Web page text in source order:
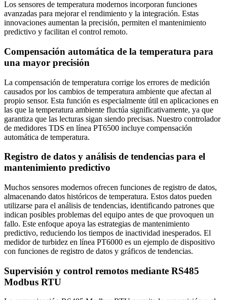
Los sensores de temperatura modernos incorporan funciones
avanzadas para mejorar el rendimiento y la integración. Estas
innovaciones aumentan la precisión, permiten el mantenimiento
predictivo y facilitan el control remoto.
Compensación automática de la temperatura para
una mayor precisión
La compensación de temperatura corrige los errores de medición
causados por los cambios de temperatura ambiente que afectan al
propio sensor. Esta función es especialmente útil en aplicaciones en
las que la temperatura ambiente fluctúa significativamente, ya que
garantiza que las lecturas sigan siendo precisas. Nuestro controlador
de medidores TDS en línea PT6500 incluye compensación
automática de temperatura.
Registro de datos y análisis de tendencias para el
mantenimiento predictivo
Muchos sensores modernos ofrecen funciones de registro de datos,
almacenando datos históricos de temperatura. Estos datos pueden
utilizarse para el análisis de tendencias, identificando patrones que
indican posibles problemas del equipo antes de que provoquen un
fallo. Este enfoque apoya las estrategias de mantenimiento
predictivo, reduciendo los tiempos de inactividad inesperados. El
medidor de turbidez en línea PT6000 es un ejemplo de dispositivo
con funciones de registro de datos y gráficos de tendencias.
Supervisión y control remotos mediante RS485
Modbus RTU